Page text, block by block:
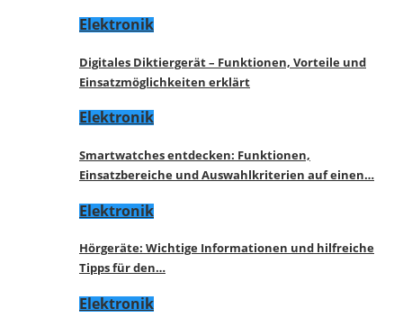
Elektronik
Digitales Diktiergerät – Funktionen, Vorteile und
Einsatzmöglichkeiten erklärt
Elektronik
Smartwatches entdecken: Funktionen,
Einsatzbereiche und Auswahlkriterien auf einen…
Elektronik
Hörgeräte: Wichtige Informationen und hilfreiche
Tipps für den…
Elektronik